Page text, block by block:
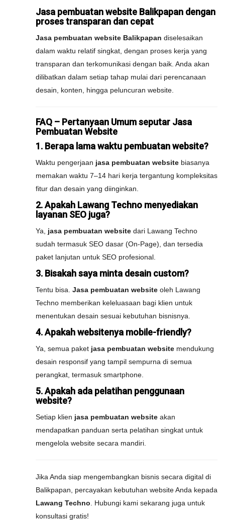
Jasa pembuatan website Balikpapan dengan
proses transparan dan cepat
Jasa pembuatan website Balikpapan diselesaikan
dalam waktu relatif singkat, dengan proses kerja yang
transparan dan terkomunikasi dengan baik. Anda akan
dilibatkan dalam setiap tahap mulai dari perencanaan
desain, konten, hingga peluncuran website.
FAQ – Pertanyaan Umum seputar Jasa
Pembuatan Website
1. Berapa lama waktu pembuatan website?
Waktu pengerjaan jasa pembuatan website biasanya
memakan waktu 7–14 hari kerja tergantung kompleksitas
fitur dan desain yang diinginkan.
2. Apakah Lawang Techno menyediakan
layanan SEO juga?
Ya, jasa pembuatan website dari Lawang Techno
sudah termasuk SEO dasar (On-Page), dan tersedia
paket lanjutan untuk SEO profesional.
3. Bisakah saya minta desain custom?
Tentu bisa. Jasa pembuatan website oleh Lawang
Techno memberikan keleluasaan bagi klien untuk
menentukan desain sesuai kebutuhan bisnisnya.
4. Apakah websitenya mobile-friendly?
Ya, semua paket jasa pembuatan website mendukung
desain responsif yang tampil sempurna di semua
perangkat, termasuk smartphone.
5. Apakah ada pelatihan penggunaan
website?
Setiap klien jasa pembuatan website akan
mendapatkan panduan serta pelatihan singkat untuk
mengelola website secara mandiri.
Jika Anda siap mengembangkan bisnis secara digital di
Balikpapan, percayakan kebutuhan website Anda kepada
Lawang Techno . Hubungi kami sekarang juga untuk
konsultasi gratis!